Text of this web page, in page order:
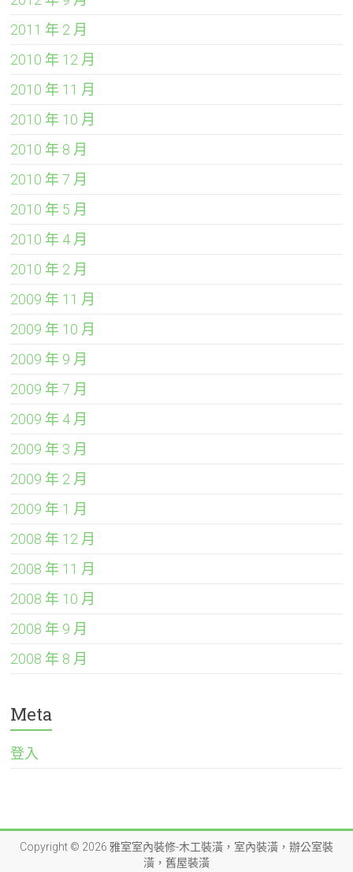
2011 年 2 月
2010 年 12 月
2010 年 11 月
2010 年 10 月
2010 年 8 月
2010 年 7 月
2010 年 5 月
2010 年 4 月
2010 年 2 月
2009 年 11 月
2009 年 10 月
2009 年 9 月
2009 年 7 月
2009 年 4 月
2009 年 3 月
2009 年 2 月
2009 年 1 月
2008 年 12 月
2008 年 11 月
2008 年 10 月
2008 年 9 月
2008 年 8 月
Meta
登入
Copyright © 2026 雅室室內裝修-木工裝潢，室內裝潢，辦公室裝
潢，舊屋裝潢